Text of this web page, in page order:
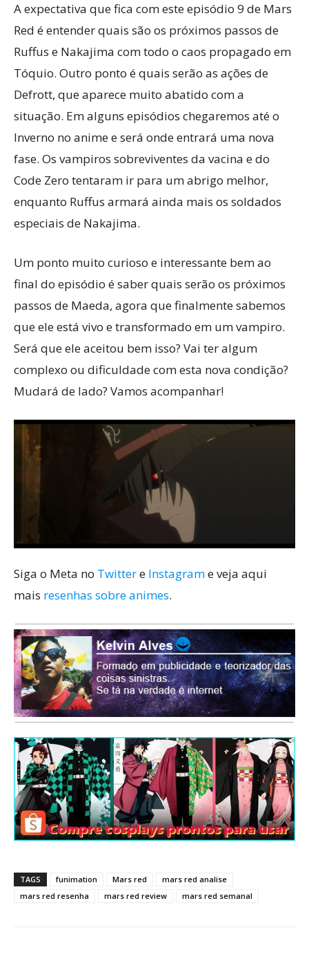
A expectativa que fica com este episódio 9 de Mars
Red é entender quais são os próximos passos de
Ruffus e Nakajima com todo o caos propagado em
Tóquio. Outro ponto é quais serão as ações de
Defrott, que aparece muito abatido com a
situação. Em alguns episódios chegaremos até o
Inverno no anime e será onde entrará uma nova
fase. Os vampiros sobreviventes da vacina e do
Code Zero tentaram ir para um abrigo melhor,
enquanto Ruffus armará ainda mais os soldados
especiais de Nakajima.
Um ponto muito curioso e interessante bem ao
final do episódio é saber quais serão os próximos
passos de Maeda, agora que finalmente sabemos
que ele está vivo e transformado em um vampiro.
Será que ele aceitou bem isso? Vai ter algum
complexo ou dificuldade com esta nova condição?
Mudará de lado? Vamos acompanhar!
Siga o Meta no Twittere Instagrame veja aqui
mais resenhas sobre animes.
TAGS funimation Mars red
mars red analise
mars red resenha
mars red review mars red semanal